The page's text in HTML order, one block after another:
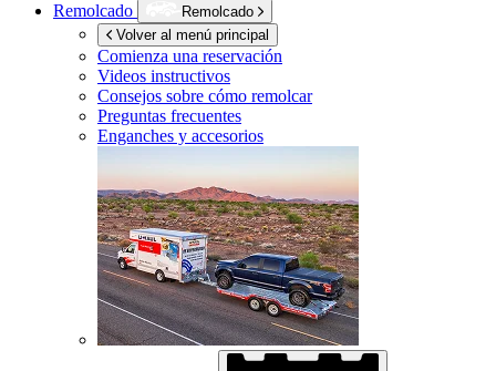
Remolcado
Remolcado
Volver al menú principal
Comienza una reservación
Videos instructivos
Consejos sobre cómo remolcar
Preguntas frecuentes
Enganches y accesorios